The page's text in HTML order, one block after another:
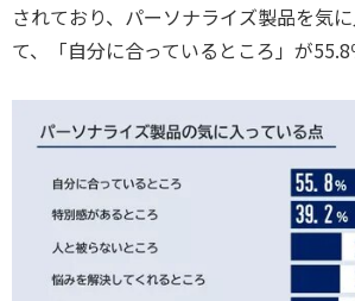
されており、パーソナライズ製品を気
て、「自分に合っているところ」が55.8